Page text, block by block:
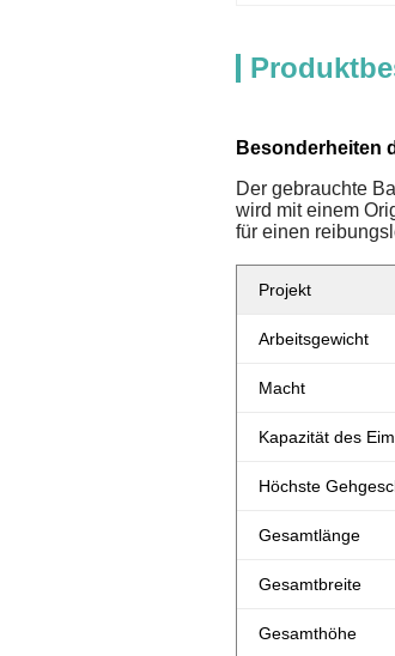
Besonderheiten
Der gebrauchte
wird mit einem
für einen
Projekt
Arbeitsgewicht
Macht
Kapazität des
Höchste
Gesamtlänge
Gesamtbreite
Gesamthöhe